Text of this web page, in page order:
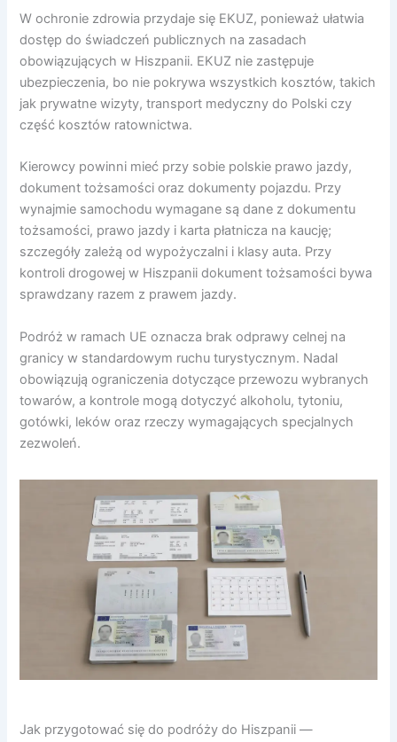
W ochronie zdrowia przydaje się EKUZ, ponieważ ułatwia
dostęp do świadczeń publicznych na zasadach
obowiązujących w Hiszpanii. EKUZ nie zastępuje
ubezpieczenia, bo nie pokrywa wszystkich kosztów, takich
jak prywatne wizyty, transport medyczny do Polski czy
część kosztów ratownictwa.
Kierowcy powinni mieć przy sobie polskie prawo jazdy,
dokument tożsamości oraz dokumenty pojazdu. Przy
wynajmie samochodu wymagane są dane z dokumentu
tożsamości, prawo jazdy i karta płatnicza na kaucję;
szczegóły zależą od wypożyczalni i klasy auta. Przy
kontroli drogowej w Hiszpanii dokument tożsamości bywa
sprawdzany razem z prawem jazdy.
Podróż w ramach UE oznacza brak odprawy celnej na
granicy w standardowym ruchu turystycznym. Nadal
obowiązują ograniczenia dotyczące przewozu wybranych
towarów, a kontrole mogą dotyczyć alkoholu, tytoniu,
gotówki, leków oraz rzeczy wymagających specjalnych
zezwoleń.
Jak przygotować się do podróży do Hiszpanii —